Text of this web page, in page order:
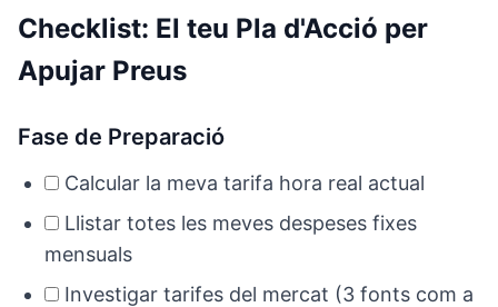
Checklist: El teu Pla d'Acció per
Apujar Preus
Fase de Preparació
Calcular la meva tarifa hora real actual
Llistar totes les meves despeses fixes
mensuals
Investigar tarifes del mercat (3 fonts com a